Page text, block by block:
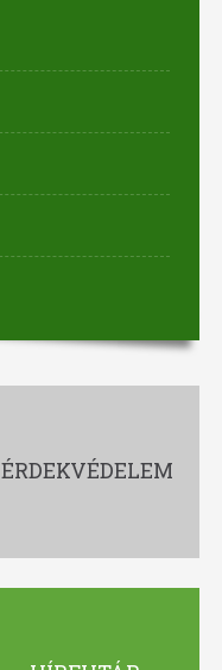
ÉRDEKVÉDELEM